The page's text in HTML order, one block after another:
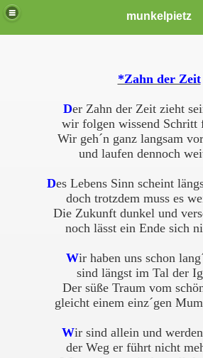
munkelpietz
*Zahn der Zeit
Der Zahn der Zeit zieht
wir folgen wissend Schritt
Wir geh´n ganz langsam
und laufen dennoch
Des Lebens Sinn scheint
doch trotzdem muss es
Die Zukunft dunkel und
noch lässt ein Ende sich
Wir haben uns schon
sind längst im Tal der
Der süße Traum vom
gleicht einem einz´gen
Wir sind allein und
der Weg er führt nicht